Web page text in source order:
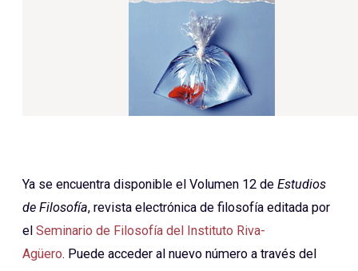
Ya se encuentra disponible el Volumen 12 de Estudios
de Filosofía, revista electrónica de filosofía editada por
el Seminario de Filosofía del Instituto Riva-
Agüero. Puede acceder al nuevo número a través del